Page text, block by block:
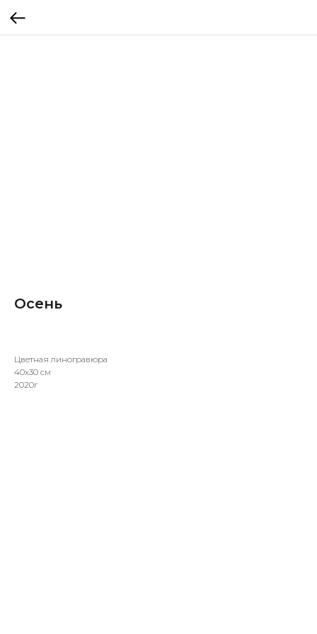
Осень
Цветная линогравюра
40х30 см
2020г